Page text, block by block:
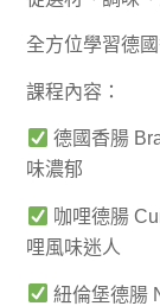
全方位學習德
課程內容：
德國香腸
味濃郁
咖哩德腸
哩風味迷人
紐倫堡德腸